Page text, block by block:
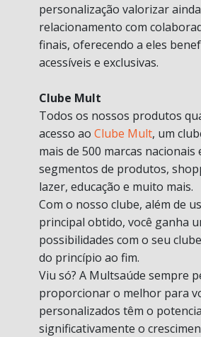
personalização valorizar
relacionamento com
finais, oferecendo a eles
acessíveis e exclusivas.
Clube Mult
Todos os nossos produtos
acesso ao Clube Mult, um
mais de 500 marcas
segmentos de produtos,
lazer, educação e muito mais.
Com o nosso clube, além de
principal obtido, você ganha
possibilidades com o seu
do princípio ao fim.
Viu só? A Multsaúde sempre
proporcionar o melhor para
personalizados têm o
significativamente o